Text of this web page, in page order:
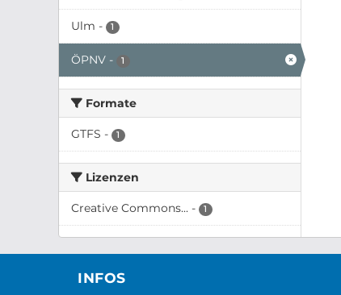
Ulm - 1
ÖPNV - 1
Formate
GTFS - 1
Lizenzen
Creative Commons... - 1
INFOS